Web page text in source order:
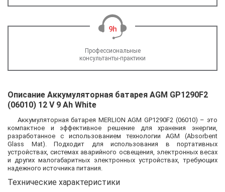
Профессиональные
консультанты-практики
Описание Аккумуляторная батарея AGM GP1290F2
(06010) 12 V 9 Ah White
Аккумуляторная батарея MERLION AGM GP1290F2 (06010) – это
компактное и эффективное решение для хранения энергии,
разработанное с использованием технологии AGM (Absorbent
Glass Mat). Подходит для использования в портативных
устройствах, системах аварийного освещения, электронных весах
и других малогабаритных электронных устройствах, требующих
надежного источника питания.
Технические характеристики